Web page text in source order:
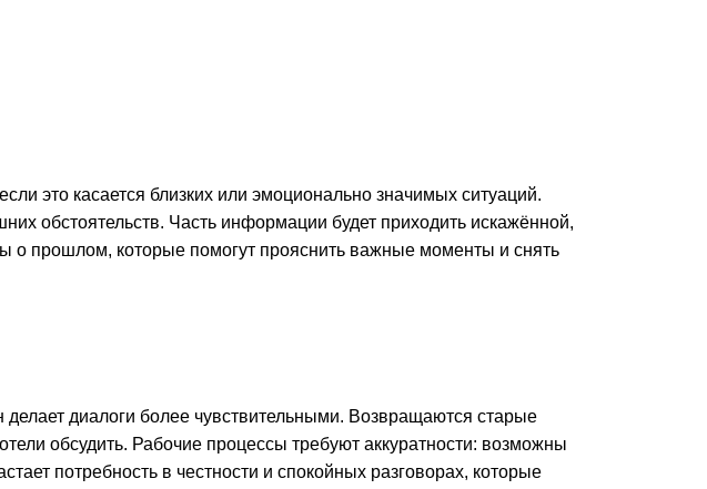
это касается близких или эмоционально значимых ситуаций.
обстоятельств. Часть информации будет приходить искажённой,
о прошлом, которые помогут прояснить важные моменты и снять
диалоги более чувствительными. Возвращаются старые
обсудить. Рабочие процессы требуют аккуратности: возможны
потребность в честности и спокойных разговорах, которые